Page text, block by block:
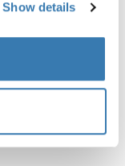
Show details